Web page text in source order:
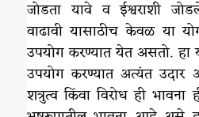
जोडता यावे व ईश्वराशी
वाढावी यासाठीच केवळ या
उपयोग करण्यात येत असतो. हा
उपयोग करण्यात अत्यंत उदार
शत्रुत्व किंवा विरोध ही भावना